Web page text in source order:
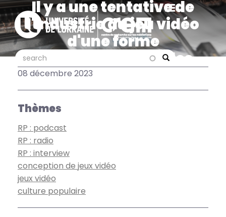
Aller
au
contenu
principal
Search
search search
Il y a une tentative de
l'industrie du jeu vidéo
d'une forme
d'uniformisation des
imaginaires : Sébastien
Genvo sur France Culture
08 décembre 2023
Thèmes
RP : podcast
RP : radio
RP : interview
conception de jeux vidéo
jeux vidéo
culture populaire